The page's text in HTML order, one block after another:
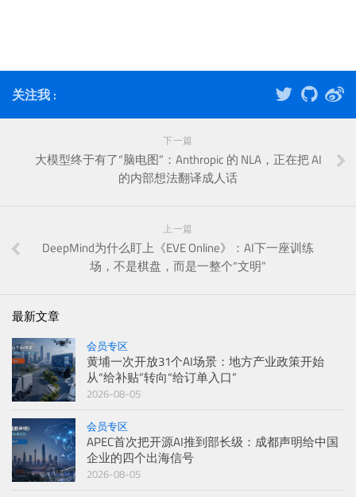
关注我 :
下一篇
大模型终于有了“脑电图”：Anthropic 的 NLA，正在把 AI
的内部想法翻译成人话
上一篇
DeepMind为什么盯上《EVE Online》：AI下一座训练
场，不是棋盘，而是一整个“文明”
最新文章
会员专区
黄埔一次开放31个AI场景：地方产业政策开始
从“给补贴”转向“给订单入口”
2026-08-05
会员专区
APEC首次把开源AI推到部长级：成都声明给中国
企业的四个出海信号
2026-08-05